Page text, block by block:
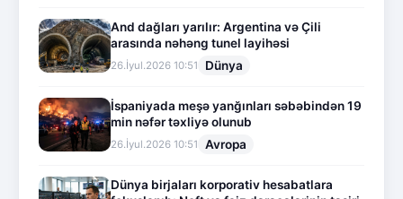
And dağları yarılır: Argentina və Çili
arasında nəhəng tunel layihəsi
26.İyul.2026 10:51 Dünya
İspaniyada meşə yanğınları səbəbindən 19
min nəfər təxliyə olunub
26.İyul.2026 10:51 Avropa
Dünya birjaları korporativ hesabatlara